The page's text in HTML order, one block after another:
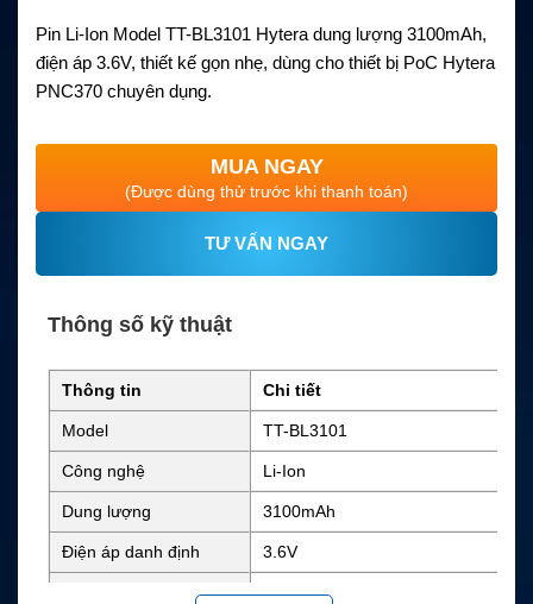
Pin Li-Ion Model TT-BL3101 Hytera dung lượng 3100mAh,
điện áp 3.6V, thiết kế gọn nhẹ, dùng cho thiết bị PoC Hytera
PNC370 chuyên dụng.
MUA NGAY
(Được dùng thử trước khi thanh toán)
TƯ VẤN NGAY
Thông số kỹ thuật
Thông tin Chi tiết
Model TT-BL3101
Công nghệ Li-Ion
Dung lượng 3100mAh
Điện áp danh định 3.6V
70.3 x 38.0 x 9.30 mm